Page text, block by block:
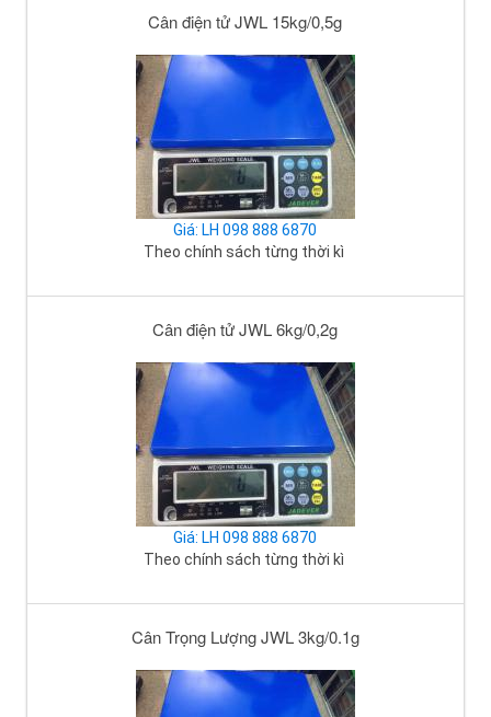
Cân điện tử JWL 15kg/0,5g
Giá: LH 098 888 6870
Theo chính sách từng thời kì
Cân điện tử JWL 6kg/0,2g
Giá: LH 098 888 6870
Theo chính sách từng thời kì
Cân Trọng Lượng JWL 3kg/0.1g